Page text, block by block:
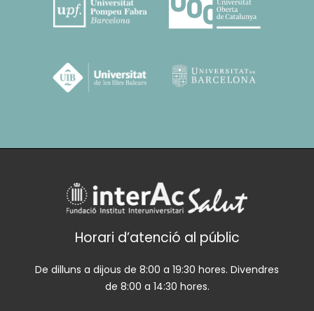
Horari d’atenció al públic
De dilluns a dijous de 8:00 a 19:30 hores. Divendres
de 8:00 a 14:30 hores.